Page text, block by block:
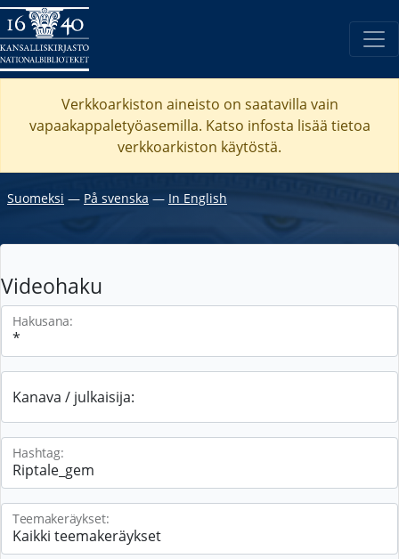
Verkkoarkiston aineisto on saatavilla vain
vapaakappaletyöasemilla. Katso infosta lisää tietoa
verkkoarkiston käytöstä.
Suomeksi ― På svenska ― In English
Videohaku
Hakusana:
Kanava / julkaisija:
Hashtag:
Teemakeräykset: